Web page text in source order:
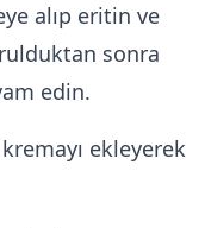
alıp eritin ve
sonra
edin.
ekleyerek